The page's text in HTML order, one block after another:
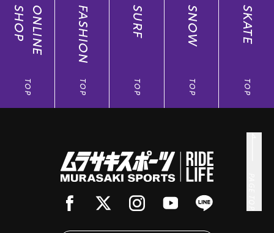
ONLINE
SHOP
TOP
FASHION
TOP
SURF
TOP
SNOW
TOP
SKATE
TOP